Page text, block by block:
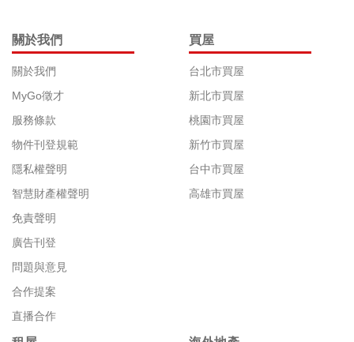
關於我們
關於我們
MyGo徵才
服務條款
物件刊登規範
隱私權聲明
智慧財產權聲明
免責聲明
廣告刊登
問題與意見
合作提案
直播合作
買屋
台北市買屋
新北市買屋
桃園市買屋
新竹市買屋
台中市買屋
高雄市買屋